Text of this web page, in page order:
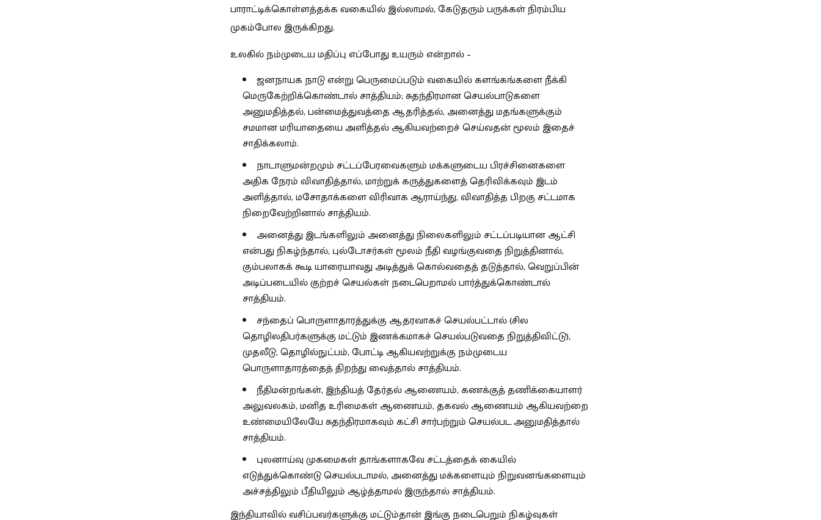
பாராட்டிக்கொள்ளத்தக்க வகையில் இல்லாமல், கேடுதரும் பருக்கள் நிரம்பிய
முகம்போல இருக்கிறது.
உலகில் நம்முடைய மதிப்பு எப்போது உயரும் என்றால் –
ஜனநாயக நாடு என்று பெருமைப்படும் வகையில் களங்கங்களை நீக்கி
மெருகேற்றிக்கொண்டால் சாத்தியம்; சுதந்திரமான செயல்பாடுகளை
அனுமதித்தல், பன்மைத்துவத்தை ஆதரித்தல், அனைத்து மதங்களுக்கும்
சமமான மரியாதையை அளித்தல் ஆகியவற்றைச் செய்வதன் மூலம் இதைச்
சாதிக்கலாம்.
நாடாளுமன்றமும் சட்டப்பேரவைகளும் மக்களுடைய பிரச்சினைகளை
அதிக நேரம் விவாதித்தால், மாற்றுக் கருத்துகளைத் தெரிவிக்கவும் இடம்
அளித்தால், மசோதாக்களை விரிவாக ஆராய்ந்து, விவாதித்த பிறகு சட்டமாக
நிறைவேற்றினால் சாத்தியம்.
அனைத்து இடங்களிலும் அனைத்து நிலைகளிலும் சட்டப்படியான ஆட்சி
என்பது நிகழ்ந்தால், புல்டோசர்கள் மூலம் நீதி வழங்குவதை நிறுத்தினால்,
கும்பலாகக் கூடி யாரையாவது அடித்துக் கொல்வதைத் தடுத்தால், வெறுப்பின்
அடிப்படையில் குற்றச் செயல்கள் நடைபெறாமல் பார்த்துக்கொண்டால்
சாத்தியம்.
சந்தைப் பொருளாதாரத்துக்கு ஆதரவாகச் செயல்பட்டால் (சில
தொழிலதிபர்களுக்கு மட்டும் இணக்கமாகச் செயல்படுவதை நிறுத்திவிட்டு),
முதலீடு, தொழில்நுட்பம், போட்டி ஆகியவற்றுக்கு நம்முடைய
பொருளாதாரத்தைத் திறந்து வைத்தால் சாத்தியம்.
நீதிமன்றங்கள், இந்தியத் தேர்தல் ஆணையம், கணக்குத் தணிக்கையாளர்
அலுவலகம், மனித உரிமைகள் ஆணையம், தகவல் ஆணையம் ஆகியவற்றை
உண்மையிலேயே சுதந்திரமாகவும் கட்சி சார்பற்றும் செயல்பட அனுமதித்தால்
சாத்தியம்.
புலனாய்வு முகமைகள் தாங்களாகவே சட்டத்தைக் கையில்
எடுத்துக்கொண்டு செயல்படாமல், அனைத்து மக்களையும் நிறுவனங்களையும்
அச்சத்திலும் பீதியிலும் ஆழ்த்தாமல் இருந்தால் சாத்தியம்.
இந்தியாவில் வசிப்பவர்களுக்கு மட்டும்தான் இங்கு நடைபெறும் நிகழ்வுகள்